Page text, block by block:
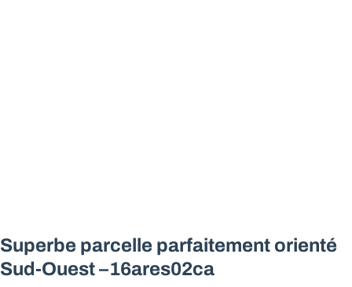
Superbe parcelle parfaitement orienté
Sud-Ouest –16ares02ca